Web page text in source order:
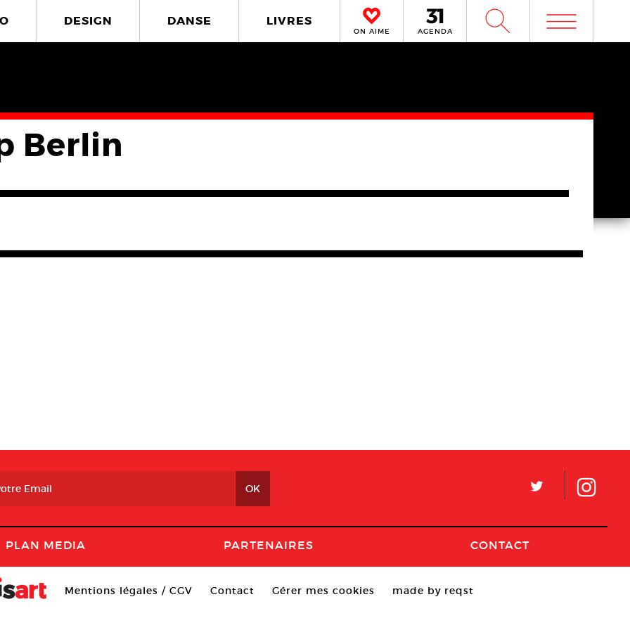
DESIGN DANSE LIVRES
ON AIME AGENDA W m
Berlin
L
PLAN MEDIA PARTENAIRES CONTACT
Mentions légales / CGV Contact Gérer mes cookies made by reqst